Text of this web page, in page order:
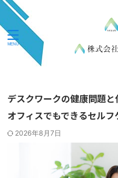
デスクワークの健康問題
オフィスでもできるセルフ
2026年8月7日